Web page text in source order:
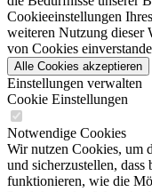
Cookieeinstellungen
weiteren Nutzung dieser
von Cookies
Alle Cookies akzeptieren
Einstellungen verwalten
Cookie Einstellungen
Notwendige Cookies
Wir nutzen Cookies, um
und sicherzustellen,
funktionieren, wie die